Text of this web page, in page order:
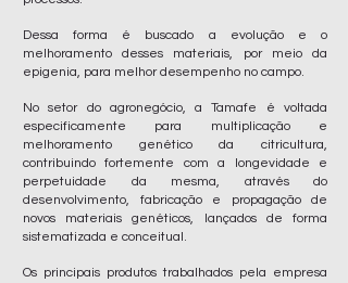
Dessa forma é buscado a evolução e o
melhoramento desses materiais, por meio da
epigenia, para melhor desempenho no campo.
No setor do agronegócio, a Tamafe é voltada
especificamente para multiplicação e
melhoramento genético da citricultura,
contribuindo fortemente com a longevidade e
perpetuidade da mesma, através do
desenvolvimento, fabricação e propagação de
novos materiais genéticos, lançados de forma
sistematizada e conceitual.
Os principais produtos trabalhados pela empresa